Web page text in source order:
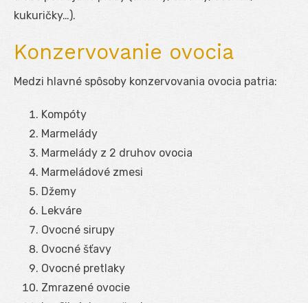
kukuričky…).
Konzervovanie ovocia
Medzi hlavné spôsoby konzervovania ovocia patria:
Kompóty
Marmelády
Marmelády z 2 druhov ovocia
Marmeládové zmesi
Džemy
Lekváre
Ovocné sirupy
Ovocné šťavy
Ovocné pretlaky
Zmrazené ovocie